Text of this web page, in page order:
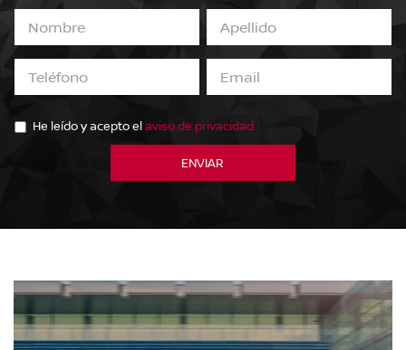
He leído y acepto elaviso de privacidad